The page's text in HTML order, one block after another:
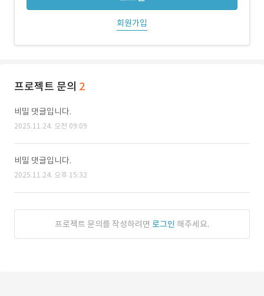
회원가입
프로젝트 문의 2
비밀 댓글입니다.
2025.11.24. 오전 09:09
비밀 댓글입니다.
2025.11.24. 오후 15:32
프로젝트 문의를 작성하려면 로그인 해주세요.